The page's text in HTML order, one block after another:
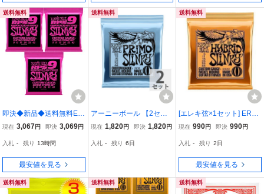
送料無料
即決◆新品◆送料無料ER
NIE BALL 2239/3セット
エレキギター弦/メール便
現在 3,067円 即決 3,069円
入札 - 残り 13時間
最安値を見る
送料無料
アーニーボール 【2セッ
ト】 ERNIE BALL 095-44
レキギター弦
現在 1,820円 即決 1,820円
入札 - 残り 6日
送料無料
[エレキ弦×1セット] ERNI
E BALL 2222 ×1 HYBRID
ボール 定番エレキギター
弦 レギュラースリンキー
現在 990円 即決 990円
入札 - 残り 2日
最安値を見る
送料無料 送料無料 送料無料